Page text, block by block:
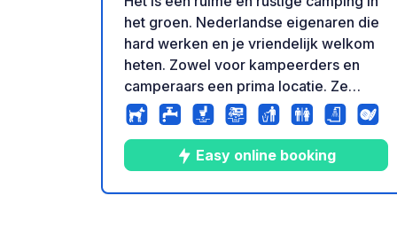
het groen. Nederlandse eigenaren die
hard werken en je vriendelijk welkom
heten. Zowel voor kampeerders en
camperaars een prima locatie. Ze
verhuren prachtige, complete chalets
en glamping tenten. Dus zeker ook de
moeite waard voor een langer verblijf.
Tel daarbij het heerlijke restaurant, dus
zeker een aanrader !
Easy online booking